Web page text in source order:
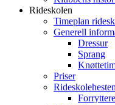
Rideskolen
Timeplan
Generell
Dressur
Sprang
Priser
Forryttere